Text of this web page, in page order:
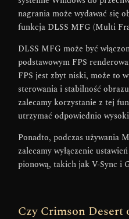
nagrania może wydawać się
funkcja DLSS MFG (Multi
DLSS MFG może być
podstawowym FPS
FPS jest zbyt niski, może to
sterowania i stabilność
zalecamy korzystanie z tej
utrzymać odpowiednio
Ponadto, podczas używania
zalecamy wyłączenie
pionową, takich jak V-Sync i
Czy Crimson Desert